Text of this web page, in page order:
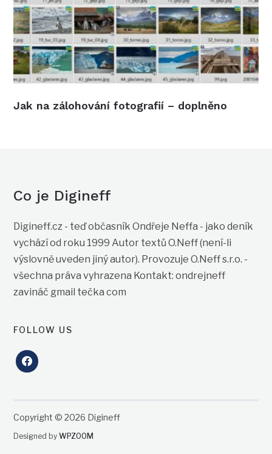
Jak na zálohování fotografií – doplněno
Co je Digineff
Digineff.cz - teď občasník Ondřeje Neffa - jako deník
vychází od roku 1999 Autor textů O.Neff (není-li
výslovně uveden jiný autor). Provozuje O.Neff s.r.o. -
všechna práva vyhrazena Kontakt: ondrejneff
zavináč gmail tečka com
FOLLOW US
facebook
Copyright © 2026 Digineff
Designed byWPZOOM